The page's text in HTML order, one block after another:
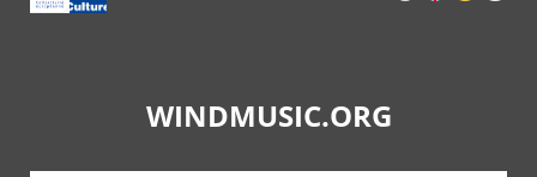
WINDMUSIC.ORG